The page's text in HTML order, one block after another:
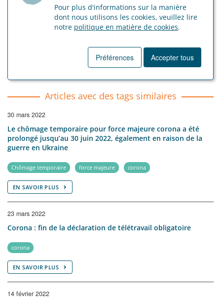
Retour a résumé
Articles avec des tags similaires
30 mars 2022
Le chômage temporaire pour force majeure corona a été
prolongé jusqu’au 30 juin 2022, également en raison de la
guerre en Ukraine
Chômage temporaire force majeure corona
EN SAVOIR PLUS
23 mars 2022
Corona : fin de la déclaration de télétravail obligatoire
corona
EN SAVOIR PLUS
14 février 2022
Pour plus d'informations sur la manière
dont nous utilisons les cookies, veuillez lire
notre politique en matière de cookies.
Préférences Accepter tous